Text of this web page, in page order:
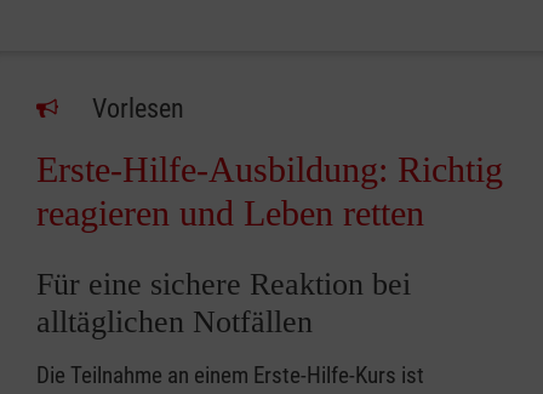
Vorlesen
Erste-Hilfe-Ausbildung: Richtig
reagieren und Leben retten
Für eine sichere Reaktion bei
alltäglichen Notfällen
Die Teilnahme an einem Erste-Hilfe-Kurs ist